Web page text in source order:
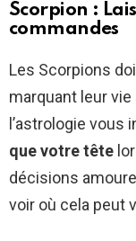
Scorpion :
commandes
Les Scorpions
marquant leur
l’astrologie vous
que votre tête
décisions
voir où cela peut